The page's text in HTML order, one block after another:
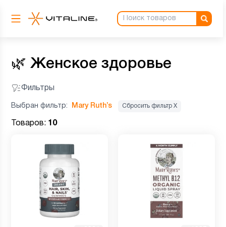
🌿 Женское здоровье
Фильтры
Выбран фильтр: Mary Ruth’s Сбросить фильтр Х
Товаров: 10